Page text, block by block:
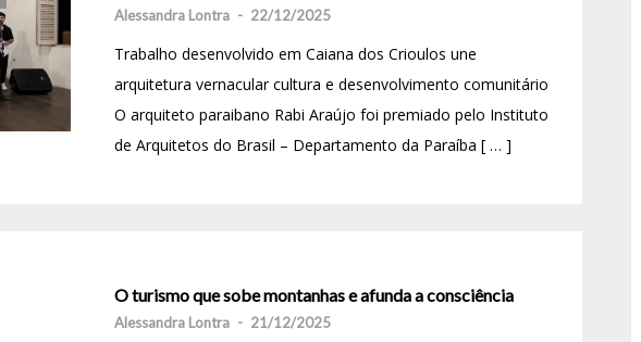
Alessandra Lontra - 22/12/2025
Trabalho desenvolvido em Caiana dos Crioulos une
arquitetura vernacular cultura e desenvolvimento comunitário
O arquiteto paraibano Rabi Araújo foi premiado pelo Instituto
de Arquitetos do Brasil – Departamento da Paraíba [ … ]
O turismo que sobe montanhas e afunda a consciência
Alessandra Lontra - 21/12/2025